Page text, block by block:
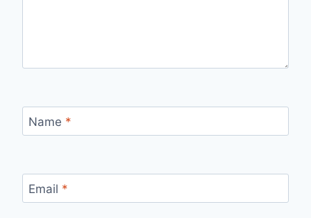
Name *
Email *